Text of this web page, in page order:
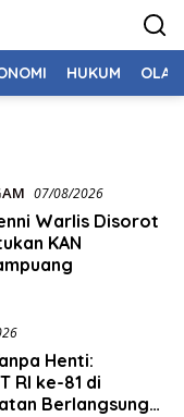
HUKUM
07/08/2026
Warlis Disorot
KAN
Henti:
RI ke-81 di
Berlangsung